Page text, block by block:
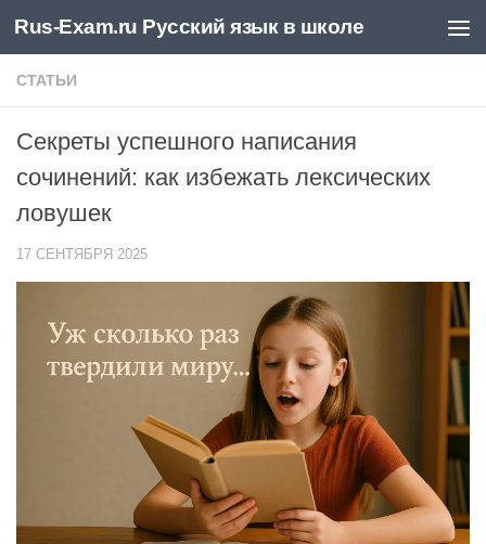
Перейти к содержимому
Rus-Exam.ru Русский язык в школе
СТАТЬИ
Секреты успешного написания
сочинений: как избежать лексических
ловушек
17 СЕНТЯБРЯ 2025